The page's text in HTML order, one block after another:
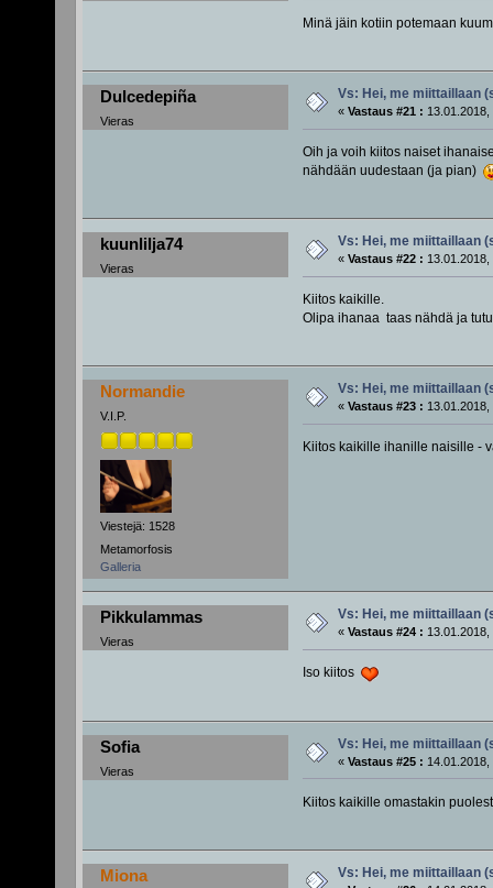
Minä jäin kotiin potemaan
Dulcedepiña
Vieras
Vs: Hei, me miittaillaan
« Vastaus #21 : 13.01.2018,
Oih ja voih kiitos naiset
nähdään uudestaan (ja pian)
kuunlilja74
Vieras
Vs: Hei, me miittaillaan
« Vastaus #22 : 13.01.2018,
Kiitos kaikille.
Olipa ihanaa taas nähdä ja
Normandie
V.I.P.
Viestejä: 1528
Metamorfosis
Galleria
Vs: Hei, me miittaillaan
« Vastaus #23 : 13.01.2018,
Kiitos kaikille ihanille naisille -
Pikkulammas
Vieras
Vs: Hei, me miittaillaan
« Vastaus #24 : 13.01.2018,
Iso kiitos
Sofia
Vieras
Vs: Hei, me miittaillaan
« Vastaus #25 : 14.01.2018,
Kiitos kaikille omastakin
Miona Vs: Hei, me miittaillaan